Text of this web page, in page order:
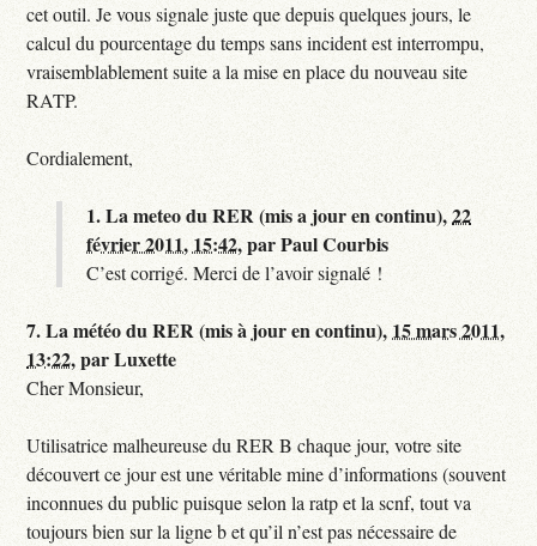
cet outil. Je vous signale juste que depuis quelques jours, le
calcul du pourcentage du temps sans incident est interrompu,
vraisemblablement suite a la mise en place du nouveau site
RATP.
Cordialement,
1.La meteo du RER (mis a jour en continu),22
février 2011, 15:42,parPaul Courbis
C’est corrigé. Merci de l’avoir signalé !
7.La météo du RER (mis à jour en continu), 15 mars 2011,
13:22,parLuxette
Cher Monsieur,
Utilisatrice malheureuse du RER B chaque jour, votre site
découvert ce jour est une véritable mine d’informations (souvent
inconnues du public puisque selon la ratp et la scnf, tout va
toujours bien sur la ligne b et qu’il n’est pas nécessaire de